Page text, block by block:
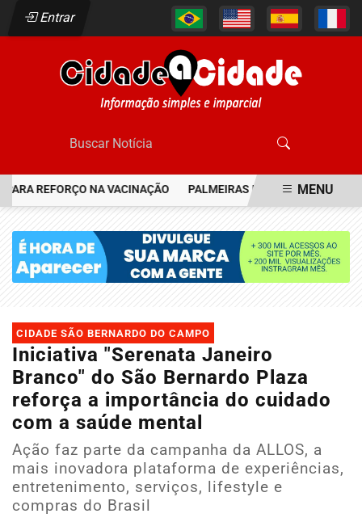
Entrar
REFORÇO NA VACINAÇÃO PALMEIRAS RESGATA JOIA DO
MENU
CIDADE SÃO BERNARDO DO CAMPO
Iniciativa "Serenata Janeiro
Branco" do São Bernardo Plaza
reforça a importância do cuidado
com a saúde mental
Ação faz parte da campanha da ALLOS, a
mais inovadora plataforma de experiências,
entretenimento, serviços, lifestyle e
compras do Brasil